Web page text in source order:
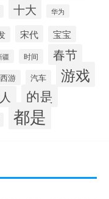
十大 华为
宋代 宝宝
疆 时间 春节
游 汽车 游戏
的是
都是